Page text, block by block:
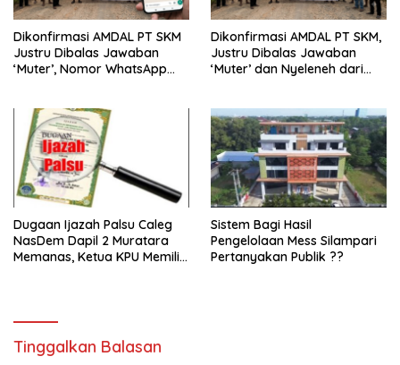
Dikonfirmasi AMDAL PT SKM
Justru Dibalas Jawaban
‘Muter’, Nomor WhatsApp
Dikonfirmasi AMDAL PT SKM,
Justru Dibalas Jawaban
‘Muter’ dan Nyeleneh dari
Dugaan Ijazah Palsu Caleg
NasDem Dapil 2 Muratara
Memanas, Ketua KPU Memilih
Sistem Bagi Hasil
Pengelolaan Mess Silampari
Pertanyakan Publik ??
Tinggalkan Balasan